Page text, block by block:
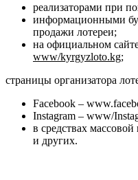
реализаторами при
информационными
продажи лотереи;
на официальном
www/kyrgyzloto.kg;
страницы организатора
Facebook –
Instagram – www/
в средствах
и других.